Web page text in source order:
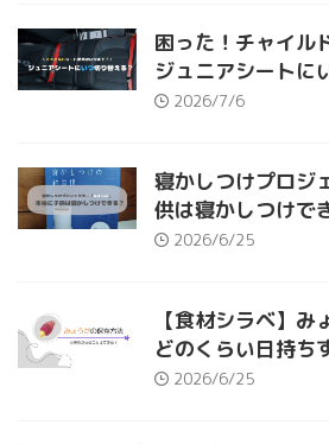
困った！チャイル
ジュニアシートに
2026/7/6
寝かしつけプロジ
供は寝かしつけで
2026/6/25
【食材シラベ】み
どのくらい日持ち
2026/6/25